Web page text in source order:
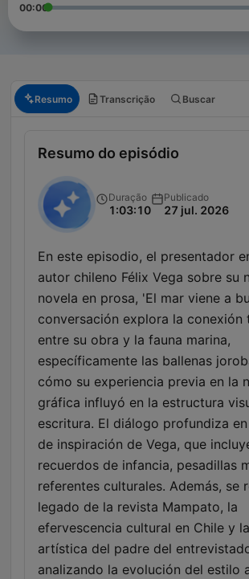
00:00
Resumo Transcrição Buscar
Resumo do episódio
Duração
1:03:10
Publicado
27 jul. 2026
En este episodio, el presentador
autor chileno Félix Vega sobre su
novela en prosa, 'El mar viene a
conversación explora la conexión
entre su obra y la fauna marina,
específicamente las ballenas
cómo su experiencia previa en la
gráfica influyó en la estructura
escritura. El diálogo profundiza
de inspiración de Vega, que
recuerdos de infancia, pesadillas
referentes culturales. Además, se
legado de la revista Mampato, la
efervescencia cultural en Chile y
artística del padre del
analizando la evolución del estilo